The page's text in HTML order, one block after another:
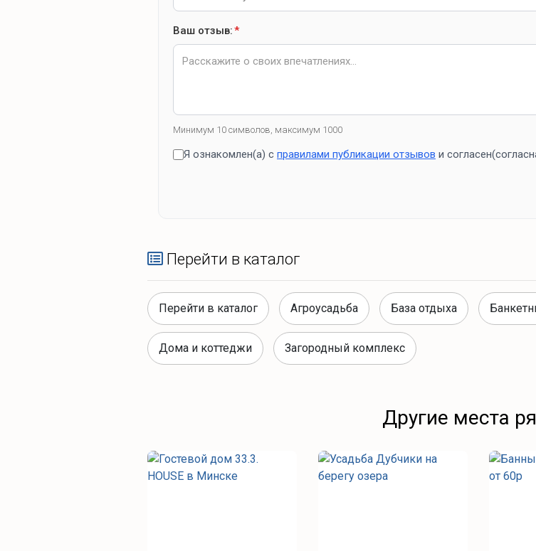
Ваш отзыв:*
Минимум 10 символов, максимум 1000
Я ознакомлен(а) с правилами публикации отзывов и
Перейти в каталог
Перейти в каталог Агроусадьба База отдыха
Дома и коттеджи Загородный комплекс
Другие места